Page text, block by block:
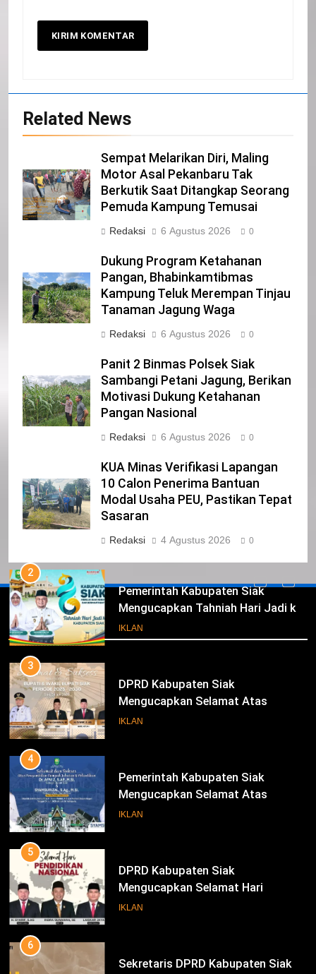
Related News
Sempat Melarikan Diri, Maling
Motor Asal Pekanbaru Tak
Berkutik Saat Ditangkap Seorang
Pemuda Kampung Temusai
Redaksi 6 Agustus 2026 0
Dukung Program Ketahanan
Pangan, Bhabinkamtibmas
Kampung Teluk Merempan Tinjau
Tanaman Jagung Waga
Redaksi 6 Agustus 2026 0
Panit 2 Binmas Polsek Siak
Sambangi Petani Jagung, Berikan
Motivasi Dukung Ketahanan
Pangan Nasional
Redaksi 6 Agustus 2026 0
KUA Minas Verifikasi Lapangan
10 Calon Penerima Bantuan
Modal Usaha PEU, Pastikan Tepat
Sasaran
Redaksi 4 Agustus 2026 0
Iklan
Selamat Hari Kebangkitan Nasional
IKLAN
21
Iklan Pemerintah Kabupaten Siak
22
NORMAN SILITONGA CALEG DPRD
PROVINSI DKI JAKARTA
23
NURGARAHA HARPAL NOVTEN, SH
CALON ANGGOTA DPRD PROVINSI
DKI JAKARTA
IKLAN
1
Pimpinan Beserta Anggota DPRD
Kabupaten Siak Mengucapkan
IKLAN
2
Pemerintah Kabupaten Siak
Mengucapkan Tahniah Hari Jadi ke-
26 Kabupaten Siak
IKLAN
3
DPRD Kabupaten Siak
Mengucapkan Selamat Atas
Pengambilan Sumpah Jabatan
IKLAN
4
Pemerintah Kabupaten Siak
Mengucapkan Selamat Atas
Pengambilan Sumpah Jabatan
IKLAN
5
DPRD Kabupaten Siak
Mengucapkan Selamat Hari
Pendidikan Nasional
IKLAN
6
Sekretaris DPRD Kabupaten Siak